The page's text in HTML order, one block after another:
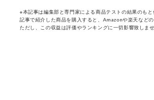
※本記事は編集部と専門家による商品テストの結果のもと
記事で紹介した商品を購入すると、Amazonや楽天など
ただし、この収益は評価やランキングに一切影響致しま